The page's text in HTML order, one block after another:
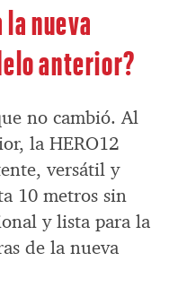
nueva
anterior?
no cambió. Al
la HERO12
versátil y
10 metros sin
y lista para la
de la nueva